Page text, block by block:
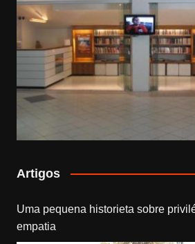
Artigos
Uma pequena historieta sobre
empatia